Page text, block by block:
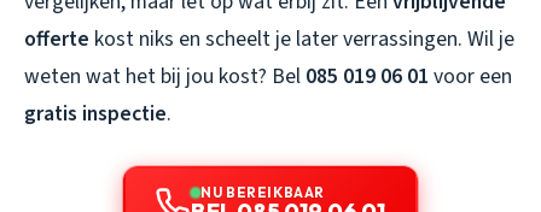
offerte kost niks en scheelt je later verrassingen. Wil je
weten wat het bij jou kost? Bel 085 019 06 01 voor een
gratis inspectie.
NU BEREIKBAAR